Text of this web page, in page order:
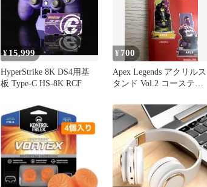
¥ 15,999
HyperStrike 8K DS4用基
板 Type-C HS-8K RCF
¥ 700
Apex Legends アクリルス
タンド Vol.2 コースティ